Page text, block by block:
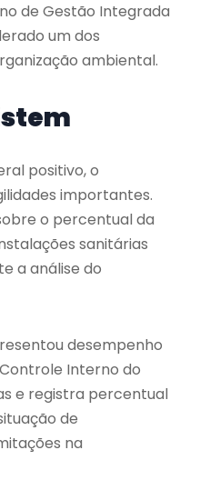
de Gestão Integrada
um dos
ambiental.
positivo, o
importantes.
o percentual da
sanitárias
a análise do
desempenho
Interno do
e registra percentual
de
na